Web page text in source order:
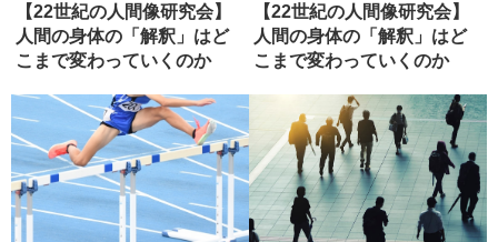
【22世紀の人間像研究会】
人間の身体の「解釈」はど
こまで変わっていくのか
【22世紀の人間像研究会】
人間の身体の「解釈」はど
こまで変わっていくのか